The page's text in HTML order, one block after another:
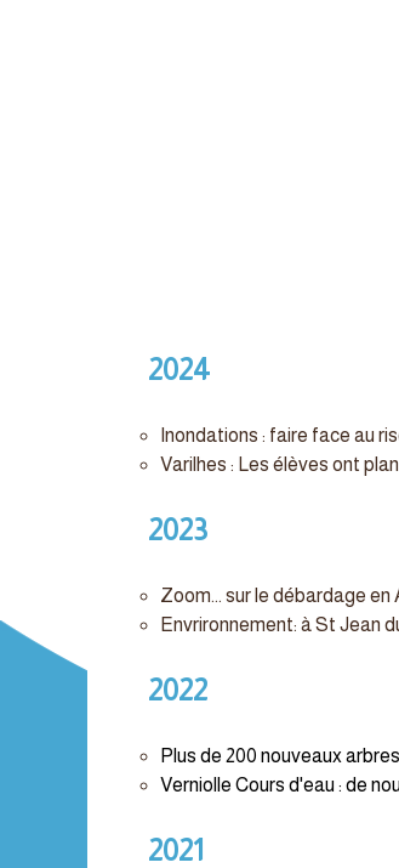
2024
Inondations : faire face au
Varilhes : Les élèves ont
2023
Zoom... sur le débardage en
Envrironnement: à St Jean
2022
Plus de 200 nouveaux
Verniolle Cours d'eau : de
2021